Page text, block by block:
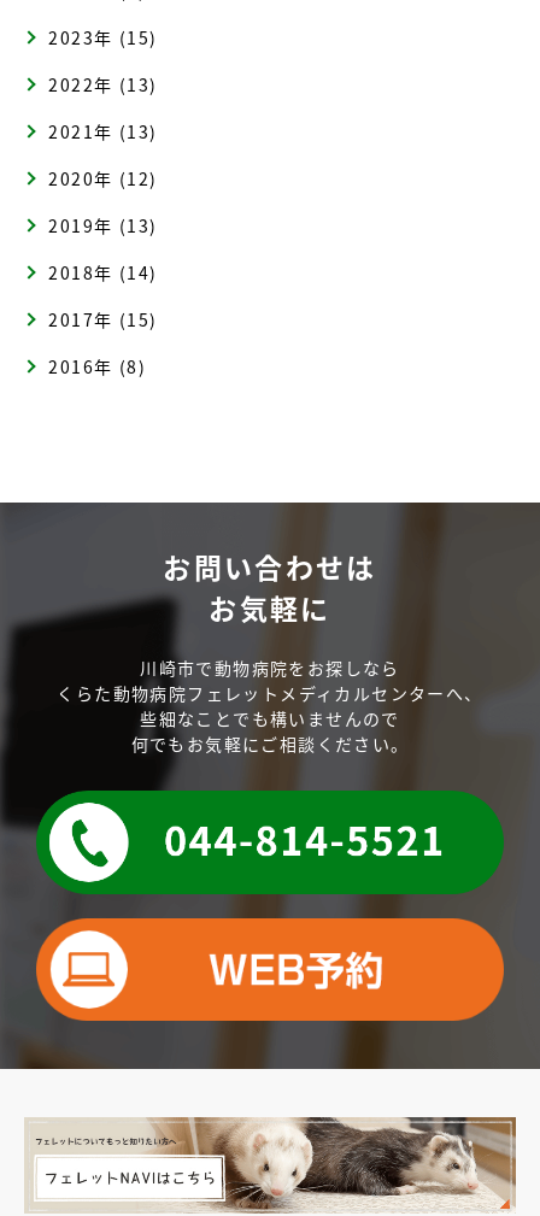
2023年 (15)
2022年 (13)
2021年 (13)
2020年 (12)
2019年 (13)
2018年 (14)
2017年 (15)
2016年 (8)
お問い合わせは
お気軽に
川崎市で動物病院をお探しなら
くらた動物病院フェレットメディカルセンターへ、
些細なことでも構いませんので
何でもお気軽にご相談ください。